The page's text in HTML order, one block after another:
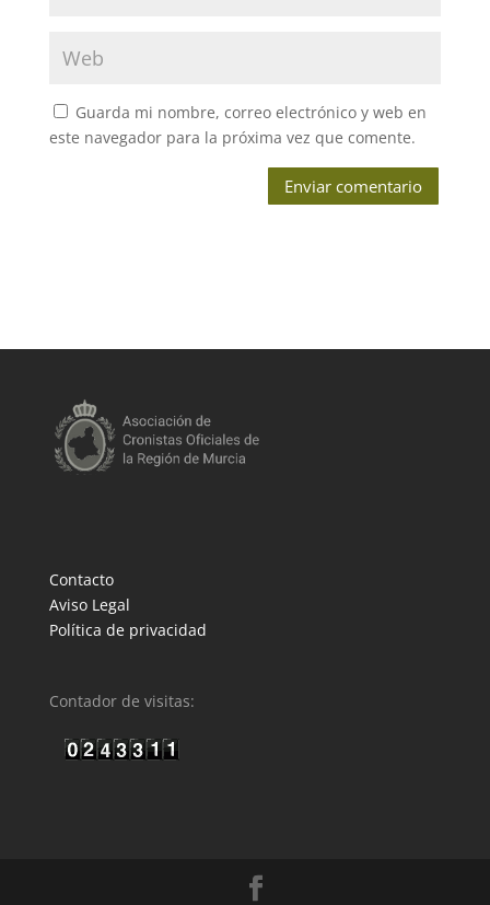
Guarda mi nombre, correo electrónico y web en
este navegador para la próxima vez que comente.
Enviar comentario
Contacto
Aviso Legal
Política de privacidad
Contador de visitas: